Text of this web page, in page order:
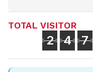
TOTAL VISITOR
2 4 7